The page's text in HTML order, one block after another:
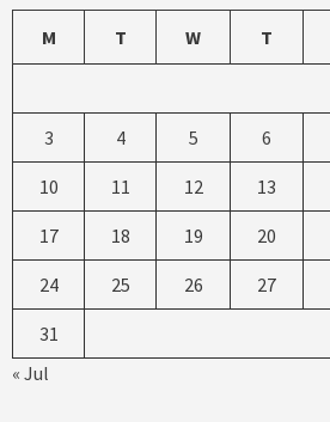
M T W T
3 4 5 6
10 11 12 13
17 18 19 20
24 25 26 27
31
« Jul